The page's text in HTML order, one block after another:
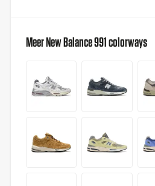
Meer New Balance 991 colorways